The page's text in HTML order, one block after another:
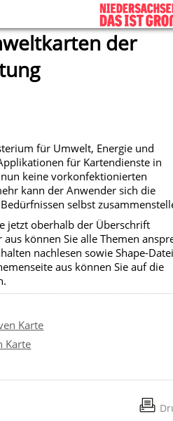
der
für Umwelt, Energie und
für Kartendienste in
keine vorkonfektionierten
kann der Anwender sich die
selbst
jetzt oberhalb der Überschrift
können Sie alle Themen
nachlesen sowie Shape-
aus können Sie auf die
Karte
Karte